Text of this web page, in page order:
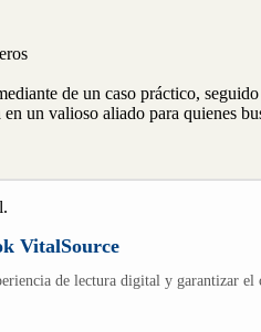
de un caso práctico,
un valioso aliado para quienes
VitalSource
de lectura digital y garantizar el